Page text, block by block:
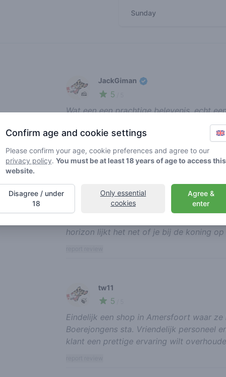
Sunday
🧀
JackGiman
5
Wat een een prachtige belevenis, echt
binnenkwam tot het moment dat ik weg
5 / 5
Deze shop is 20x beter dan horizon en
harder dan elke haze van de horizon.
horizon lijkt het net of je bij de koning
🍃
tw11
5
Eindelijk een shop in Amersfoort waar
Boerejongens sta. Vriendelijk personeel
klant een prettige ervaring wilt
Confirm age and cookie settings
Please confirm your age, cookie preferences and agree to our
privacy policy. You must be at least 18 years of age to access this
website.
Agree &
enter
Only essential
cookies
Disagree / under
18